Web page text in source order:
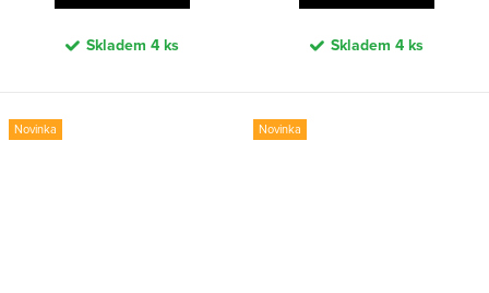
Skladem 4 ks Skladem 4 ks
Novinka Novinka